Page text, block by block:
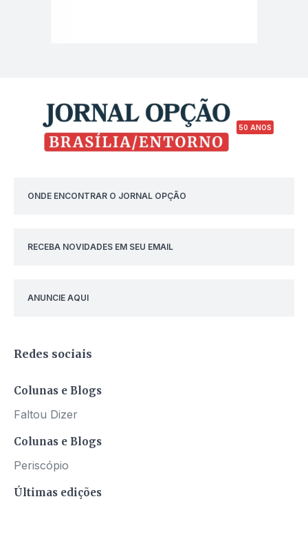
50 ANOS
ONDE ENCONTRAR O JORNAL OPÇÃO
RECEBA NOVIDADES EM SEU EMAIL
ANUNCIE AQUI
Redes sociais
Colunas e Blogs
Faltou Dizer
Colunas e Blogs
Periscópio
Últimas edições